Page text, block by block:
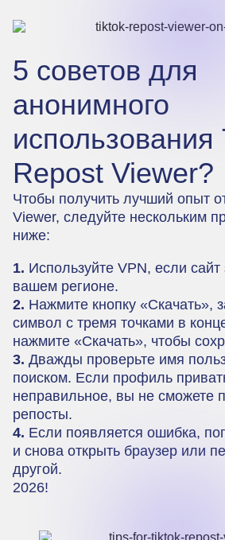
5 советов для
анонимного
использования
Repost Viewer?
Чтобы получить лучший опыт
Viewer, следуйте нескольким
ниже:
1. Используйте VPN, если сайт
вашем регионе.
2. Нажмите кнопку «Скачать»,
символ с тремя точками в
нажмите «Скачать», чтобы
3. Дважды проверьте имя
поиском. Если профиль
неправильное, вы не сможете
репосты.
4. Если появляется ошибка,
и снова открыть браузер или
другой.
2026!